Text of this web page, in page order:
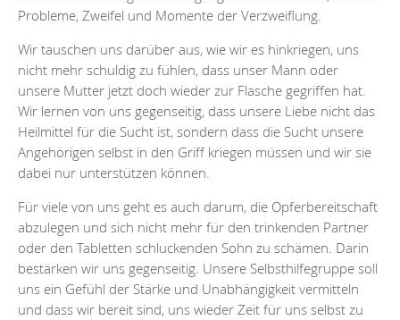
Probleme, Zweifel und Momente der Verzweiflung.
Wir tauschen uns darüber aus, wie wir es hinkriegen, uns
nicht mehr schuldig zu fühlen, dass unser Mann oder
unsere Mutter jetzt doch wieder zur Flasche gegriffen hat.
Wir lernen von uns gegenseitig, dass unsere Liebe nicht das
Heilmittel für die Sucht ist, sondern dass die Sucht unsere
Angehörigen selbst in den Griff kriegen müssen und wir sie
dabei nur unterstützen können.
Für viele von uns geht es auch darum, die Opferbereitschaft
abzulegen und sich nicht mehr für den trinkenden Partner
oder den Tabletten schluckenden Sohn zu schämen. Darin
bestärken wir uns gegenseitig. Unsere Selbsthilfegruppe soll
uns ein Gefühl der Stärke und Unabhängigkeit vermitteln
und dass wir bereit sind, uns wieder Zeit für uns selbst zu